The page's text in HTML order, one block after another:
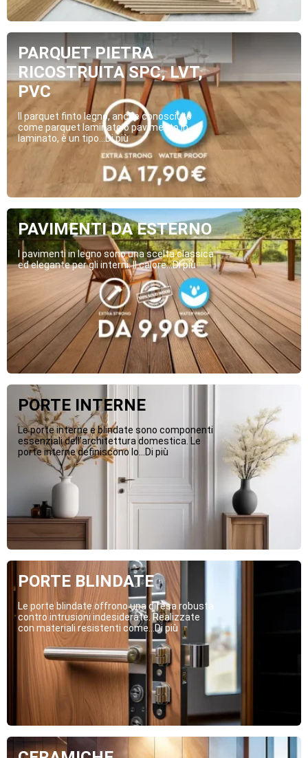
PARQUET PIETRA
RICOSTRUITA SPC, LVT,
PVC
Il parquet finto legno, anche conosciuto
come parquet laminato o pavimento in
laminato, è un tipo...Di più
PAVIMENTI DA ESTERNO
I pavimenti in legno sono una scelta classica
ed elegante per gli interni. Il calore...Di più
PORTE INTERNE
Le porte interne e blindate sono componenti
essenziali dell’architettura domestica. Le
porte interne definiscono lo...Di più
PORTE BLINDATE
Le porte blindate offrono una difesa robusta
contro intrusioni indesiderate. Realizzate
con materiali resistenti come...Di più